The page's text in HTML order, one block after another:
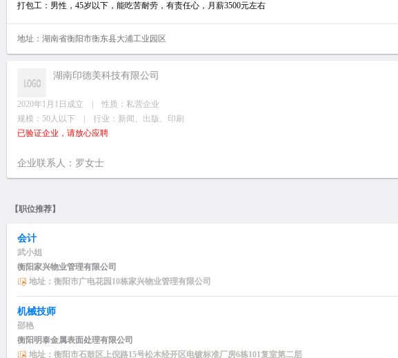
打包工：男性，45岁以下，能吃苦耐劳，有责任心，月薪3500元左右
地址：湖南省衡阳市衡东县大浦工业园区
湖南印德美科技有限公司
2020年1月1日成立 | 性质：私营企业
规模：50人以下 | 行业：新闻、出版、印刷
已验证企业，请放心应聘
企业联系人：罗女士
【职位推荐】
会计
武小姐
衡阳家兴物业管理有限公司
地址：衡阳市广电花园10栋家兴物业管理有限公司
机械技师
邵艳
衡阳明泰金属表面处理有限公司
地址：衡阳市石鼓区上倪路15号松木经开区电镀标准厂房6栋101复室第二层